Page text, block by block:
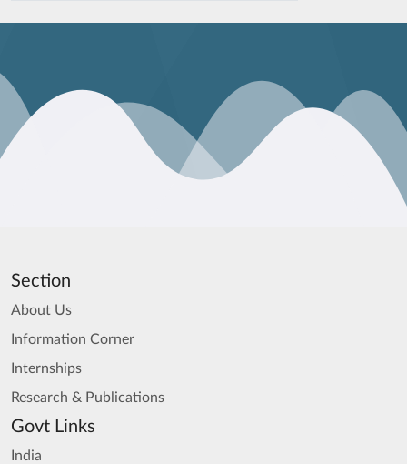
Section
About Us
Information Corner
Internships
Research & Publications
Govt Links
India